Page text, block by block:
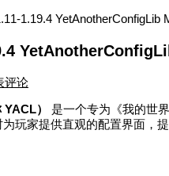
1.19.4 YetAnotherConfigLib
评论
）
是一个专为《我的世
玩家提供直观的配置界面，提